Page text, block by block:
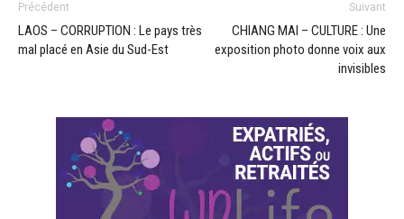
Précédent
LAOS – CORRUPTION : Le pays très
mal placé en Asie du Sud-Est
Suivant
CHIANG MAI – CULTURE : Une
exposition photo donne voix aux
invisibles